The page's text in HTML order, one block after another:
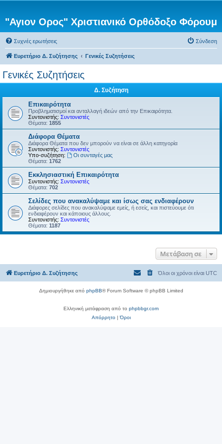
"Αγιον Ορος" Χριστιανικό Ορθόδοξο Φόρουμ
Συχνές ερωτήσεις Σύνδεση
Ευρετήριο Δ. Συζήτησης Γενικές Συζητήσεις
Γενικές Συζητήσεις
Δ. Συζήτηση
Επικαιρότητα
Προβληματισμοί και ανταλλαγή ιδεών από την Επικαιρότητα.
Συντονιστής: Συντονιστές
Θέματα: 1855
Διάφορα Θέματα
Διάφορα Θέματα που δεν μπορούν να είναι σε άλλη κατηγορία
Συντονιστής: Συντονιστές
Υπο-συζήτηση:
Οι συνταγές μας
Θέματα: 1762
Εκκλησιαστική Επικαιρότητα
Συντονιστής: Συντονιστές
Θέματα: 702
Σελίδες που ανακαλύψαμε και ίσως σας ενδιαφέρουν
Διάφορες σελίδες που ανακαλύψαμε εμείς, ή εσείς, και πιστεύουμε ότι
ενδιαφέρουν και κάποιους άλλους.
Συντονιστής: Συντονιστές
Θέματα: 1187
Μετάβαση σε
Ευρετήριο Δ. Συζήτησης Όλοι οι χρόνοι είναι UTC
Δημιουργήθηκε από phpBB® Forum Software © phpBB Limited
Ελληνική μετάφραση από το phpbbgr.com
Απόρρητο|Όροι